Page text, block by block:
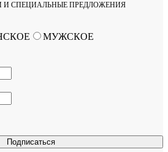
И СПЕЦИАЛЬНЫЕ ПРЕДЛОЖЕНИЯ
Подписаться
МУЖСКОЕ